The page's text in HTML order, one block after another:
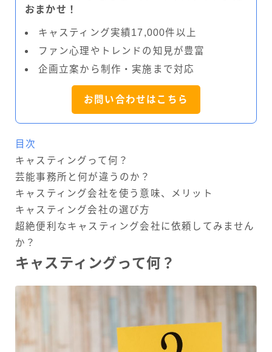
おまかせ！
キャスティング実績17,000件以上
ファン心理やトレンドの知見が豊富
企画立案から制作・実施まで対応
お問い合わせはこちら
目次
キャスティングって何？
芸能事務所と何が違うのか？
キャスティング会社を使う意味、メリット
キャスティング会社の選び方
超絶便利なキャスティング会社に依頼してみません
か？
キャスティングって何？